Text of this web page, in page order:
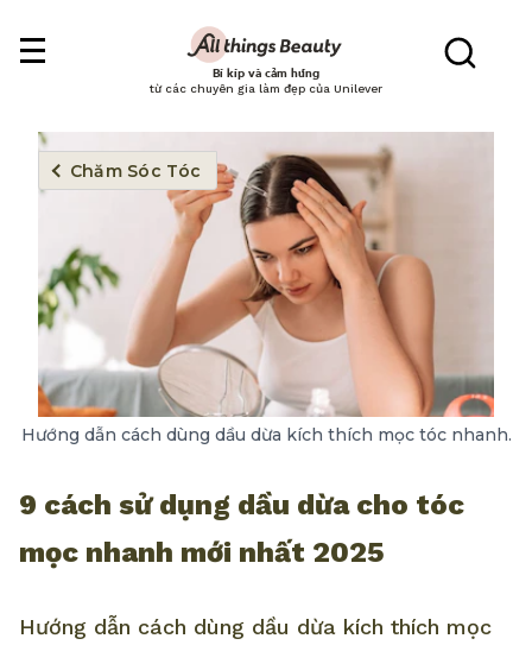
Bí kíp và cảm hứng
từ các chuyên gia làm đẹp của Unilever
Chăm Sóc Tóc
Hướng dẫn cách dùng dầu dừa kích thích mọc tóc nhanh.
9 cách sử dụng dầu dừa cho tóc
mọc nhanh mới nhất 2025
Hướng dẫn cách dùng dầu dừa kích thích mọc